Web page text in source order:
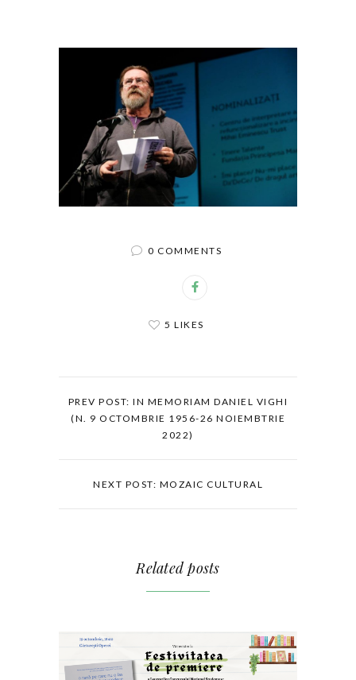
0 COMMENTS
5 LIKES
PREV POST: IN MEMORIAM DANIEL VIGHI
(N. 9 OCTOMBRIE 1956-26 NOIEMBTRIE
2022)
NEXT POST: MOZAIC CULTURAL
Related posts